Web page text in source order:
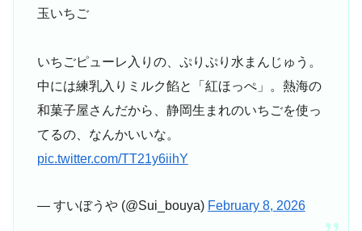
玉いちご
いちごピューレ入りの、ぷりぷり水まんじゅう。
中には練乳入りミルク餡と「紅ほっぺ」。熱海の
和菓子屋さんだから、静岡生まれのいちごを使っ
てるの、なんかいいな。
pic.twitter.com/TT21y6iihY
— すいぼうや (@Sui_bouya) February 8, 2026